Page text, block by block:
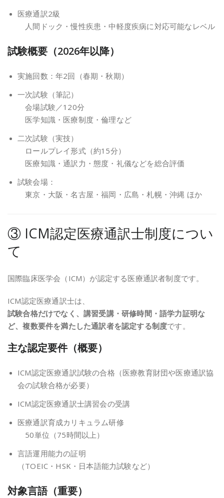
医療通訳2級
人間ドック・慢性疾患・中軽度疾病に対応可能なレベル
試験概要（2026年以降）
実施回数：年2回（春期・秋期）
一次試験（筆記）
会場試験／120分
医学知識・医療制度・倫理など
二次試験（実技）
ロールプレイ形式（約15分）
医療知識・通訳力・態度・礼儀などを総合評価
試験会場：
東京・大阪・名古屋・福岡・広島・札幌・沖縄 ほか
③ ICM認定医療通訳士制度につい
て
国際臨床医学会 （ICM）が認定する医療通訳者制度です。
ICM認定医療通訳士は、
試験合格だけでなく、講習受講・研修時間・語学力証明な
ど、複数要件を満たした通訳者を認定する制度です。
主な認定要件（概要）
ICM認定医療通訳試験の合格（医療教育財団や医療通訳協
会の試験合格が必要）
ICM認定医療通訳士講習会の受講
医療通訳育成カリキュラム研修
50単位（75時間以上）
言語運用能力の証明
（TOEIC・HSK・日本語能力試験など）
対象言語（重要）